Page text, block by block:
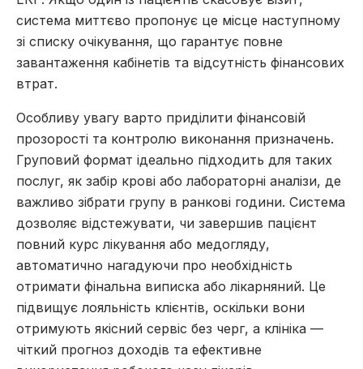
система миттєво пропонує це місце наступному
зі списку очікування, що гарантує повне
завантаження кабінетів та відсутність фінансових
втрат.
Особливу увагу варто приділити фінансовій
прозорості та контролю виконання призначень.
Груповий формат ідеально підходить для таких
послуг, як забір крові або лабораторні аналізи, де
важливо зібрати групу в ранкові години. Система
дозволяє відстежувати, чи завершив пацієнт
повний курс лікування або медогляду,
автоматично нагадуючи про необхідність
отримати фінальна виписка або лікарняний. Це
підвищує лояльність клієнтів, оскільки вони
отримують якісний сервіс без черг, а клініка —
чіткий прогноз доходів та ефективне